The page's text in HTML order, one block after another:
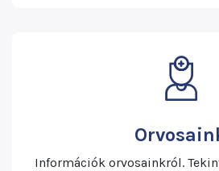
Információk orvosainkról.